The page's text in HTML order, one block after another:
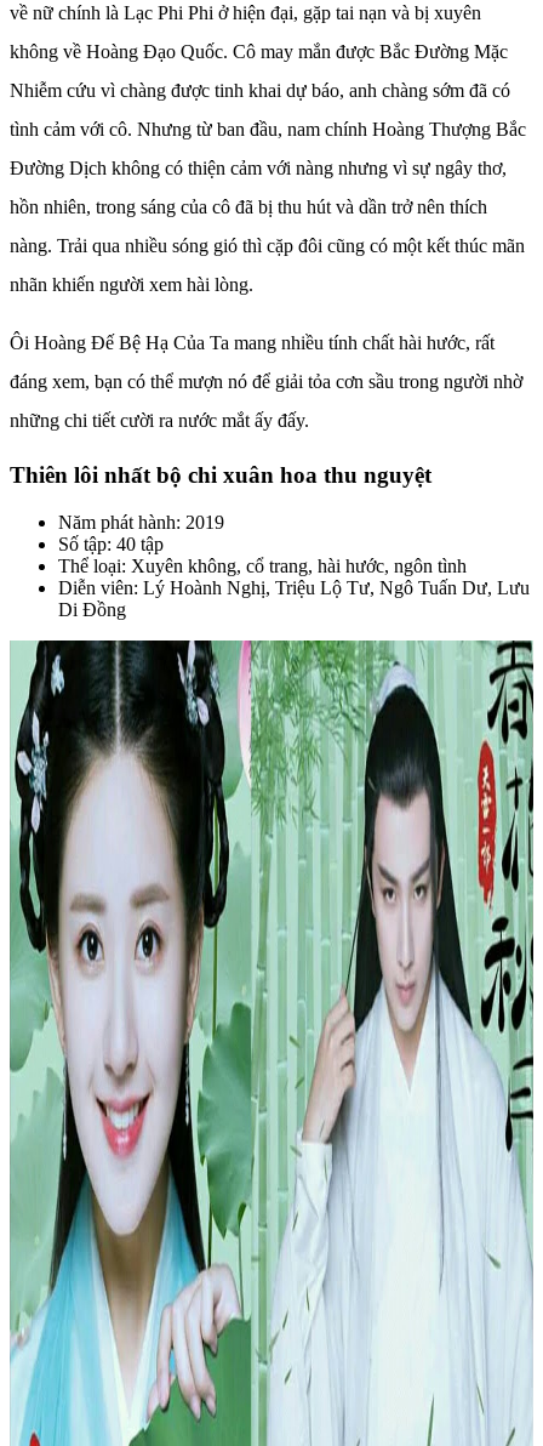
về nữ chính là Lạc Phi Phi ở hiện đại, gặp tai nạn và bị xuyên
không về Hoàng Đạo Quốc. Cô may mắn được Bắc Đường Mặc
Nhiễm cứu vì chàng được tinh khai dự báo, anh chàng sớm đã có
tình cảm với cô. Nhưng từ ban đầu, nam chính Hoàng Thượng Bắc
Đường Dịch không có thiện cảm với nàng nhưng vì sự ngây thơ,
hồn nhiên, trong sáng của cô đã bị thu hút và dần trở nên thích
nàng. Trải qua nhiều sóng gió thì cặp đôi cũng có một kết thúc mãn
nhãn khiến người xem hài lòng.
Ôi Hoàng Đế Bệ Hạ Của Ta mang nhiều tính chất hài hước, rất
đáng xem, bạn có thể mượn nó để giải tỏa cơn sầu trong người nhờ
những chi tiết cười ra nước mắt ấy đấy.
Thiên lôi nhất bộ chi xuân hoa thu nguyệt
Năm phát hành: 2019
Số tập: 40 tập
Thể loại: Xuyên không, cổ trang, hài hước, ngôn tình
Diễn viên: Lý Hoành Nghị, Triệu Lộ Tư, Ngô Tuấn Dư, Lưu
Di Đồng